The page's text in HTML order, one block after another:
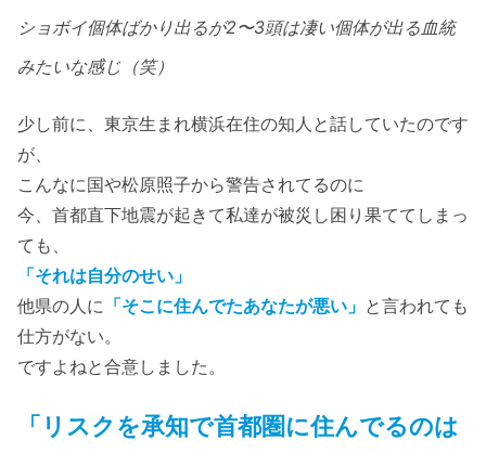
ショボイ個体ばかり出るが2〜3頭は凄い個体が出る血統
みたいな感じ（笑）
少し前に、東京生まれ横浜在住の知人と話していたのです
が、
こんなに国や松原照子から警告されてるのに
今、首都直下地震が起きて私達が被災し困り果ててしまっ
ても、
「それは自分のせい」
他県の人に 「そこに住んでたあなたが悪い」 と言われても
仕方がない。
ですよねと合意しました。
「リスクを承知で首都圏に住んでるのは